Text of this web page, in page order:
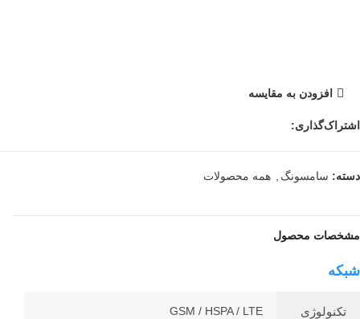
افزودن به مقایسه
اشتراک‌گذاری:
دسته: سامسونگ , همه محصولات
مشخصات محصول
شبکه
تکنولوژی GSM / HSPA / LTE